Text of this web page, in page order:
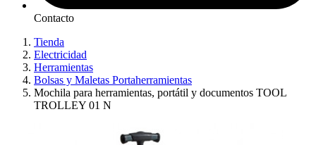
Contacto
Tienda
Electricidad
Herramientas
Bolsas y Maletas Portaherramientas
Mochila para herramientas, portátil y documentos TOOL
TROLLEY 01 N